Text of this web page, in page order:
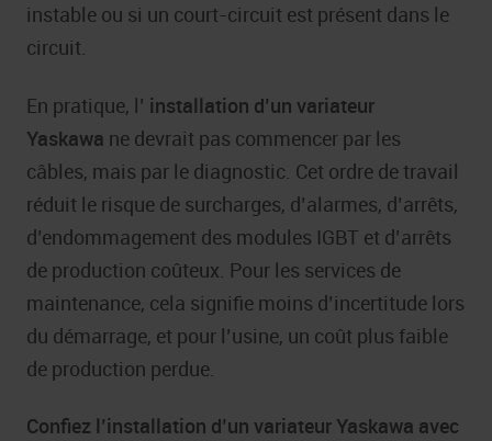
instable ou si un court-circuit est présent dans le
circuit.
En pratique, l’ installation d’un variateur
Yaskawa ne devrait pas commencer par les
câbles, mais par le diagnostic. Cet ordre de travail
réduit le risque de surcharges, d’alarmes, d’arrêts,
d’endommagement des modules IGBT et d’arrêts
de production coûteux. Pour les services de
maintenance, cela signifie moins d’incertitude lors
du démarrage, et pour l’usine, un coût plus faible
de production perdue.
Confiez l’installation d’un variateur Yaskawa avec